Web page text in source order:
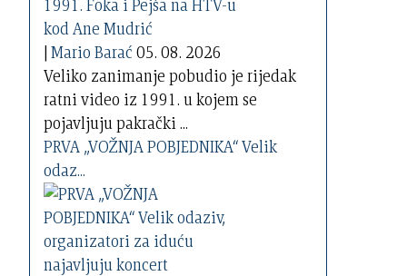
|Mario Barać 05. 08. 2026
Veliko zanimanje pobudio je rijedak
ratni video iz 1991. u kojem se
pojavljuju pakrački ...
PRVA „VOŽNJA POBJEDNIKA“ Velik
odaz...